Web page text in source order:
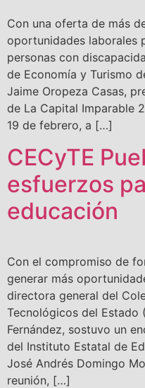
Con una oferta de más
oportunidades laborales
personas con
de Economía y Turismo
Jaime Oropeza Casas,
de La Capital Imparable
19 de febrero, a […]
CECyTE
esfuerzos
educación
Con el compromiso de
generar más
directora general del
Tecnológicos del Estado
Fernández, sostuvo un
del Instituto Estatal de
José Andrés Domingo
reunión, […]